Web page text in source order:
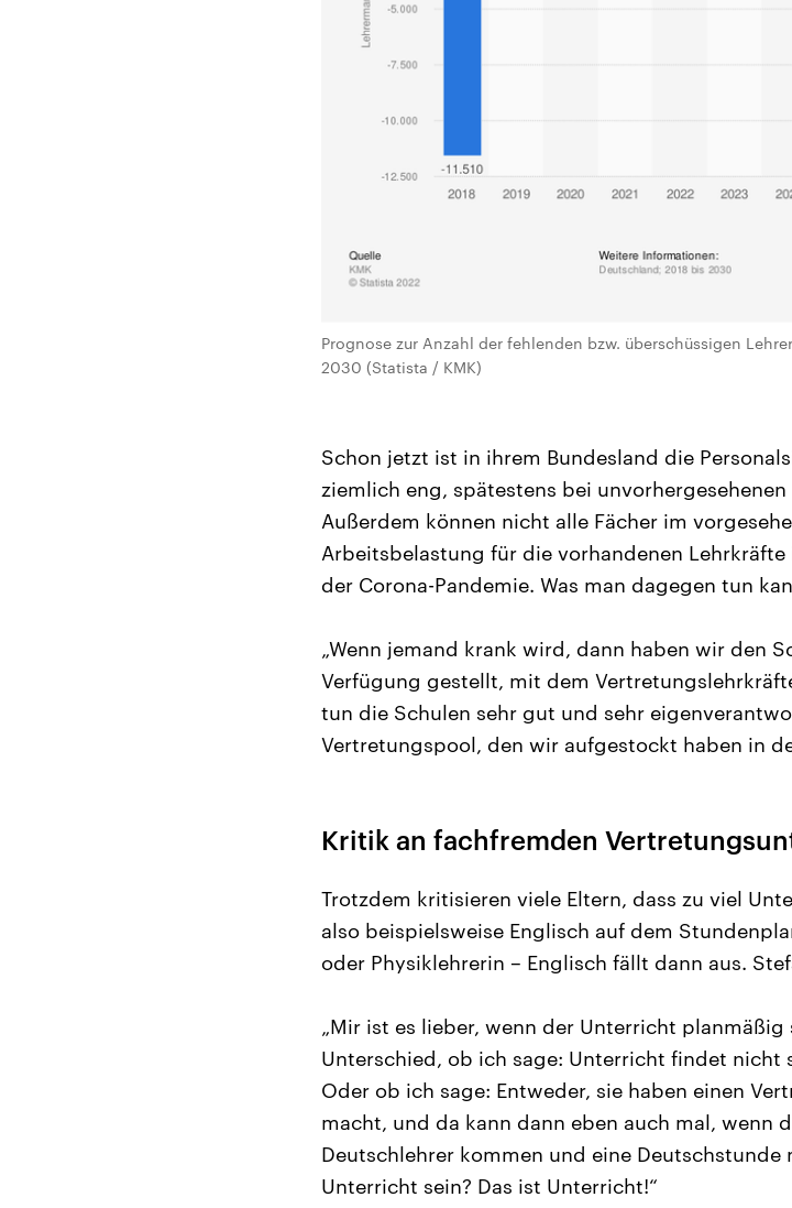
Prognose zur Anzahl der fehlenden bzw. überschüssigen
2030 (Statista / KMK)
Schon jetzt ist in ihrem Bundesland die
ziemlich eng, spätestens bei
Außerdem können nicht alle Fächer im
Arbeitsbelastung für die vorhandenen
der Corona-Pandemie. Was man dagegen tun
„Wenn jemand krank wird, dann haben wir den
Verfügung gestellt, mit dem
tun die Schulen sehr gut und sehr
Vertretungspool, den wir aufgestockt haben in
Kritik an fachfremden
Trotzdem kritisieren viele Eltern, dass zu viel
also beispielsweise Englisch auf dem
oder Physiklehrerin – Englisch fällt dann aus.
„Mir ist es lieber, wenn der Unterricht
Unterschied, ob ich sage: Unterricht findet nicht
Oder ob ich sage: Entweder, sie haben einen
macht, und da kann dann eben auch mal, wenn
Deutschlehrer kommen und eine Deutschstunde
Unterricht sein? Das ist Unterricht!“